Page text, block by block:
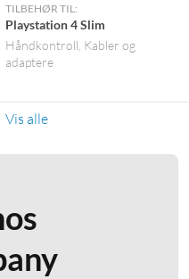
TILBEHØR TIL:
Playstation 4 Slim
Håndkontroll Kabler og
adaptere
Vis alle